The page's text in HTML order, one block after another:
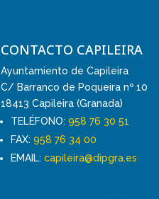
CONTACTO CAPILEIRA
Ayuntamiento de Capileira
C/ Barranco de Poqueira nº 10
18413 Capileira (Granada)
TELÉFONO:958 76 30 51
FAX:958 76 34 00
EMAIL:capileira@dipgra.es